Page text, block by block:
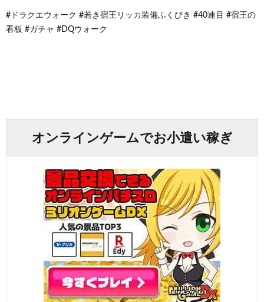
#ドラクエウォーク #若き宿王リッカ装備ふくびき #40連目 #宿王の
看板 #ガチャ #DQウォーク
オンラインゲームでお小遣い稼ぎ